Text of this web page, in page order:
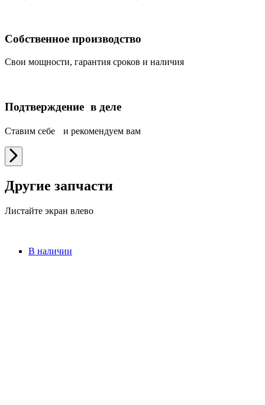
Собственное производство
Свои мощности, гарантия сроков и наличия
Подтверждение в деле
Ставим себе и рекомендуем вам
Другие запчасти
Листайте экран влево
В наличии